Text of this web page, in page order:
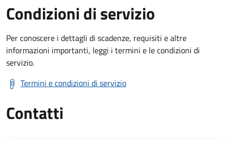
Condizioni di servizio
Per conoscere i dettagli di scadenze, requisiti e altre
informazioni importanti, leggi i termini e le condizioni di
servizio.
Termini e condizioni di servizio
Contatti